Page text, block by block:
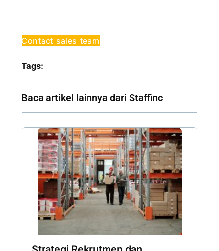
Contact sales team
Tags:
Baca artikel lainnya dari Staffinc